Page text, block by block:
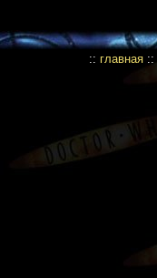
:: главная ::